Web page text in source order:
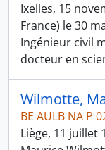
Ixelles, 15
France) le 30
Ingénieur civil
docteur en
Wilmotte,
BE AULB NA P
Liège, 11 juillet